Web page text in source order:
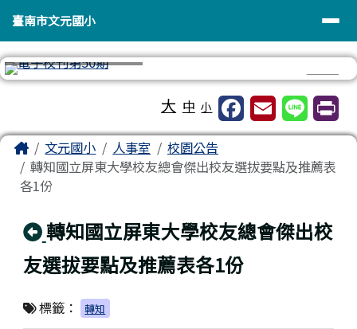
臺南市文元國小
導覽列
臺南市文元國小
大 中 小
主內容區域
Home文元國小 人事室
校園公告
轉知國立屏東大學校友總會傑出校友選拔要點及推薦表
各1份
回上頁
轉知國立屏東大學校友總會傑出校
友選拔要點及推薦表各1份
標籤： 轉知
頁尾區域